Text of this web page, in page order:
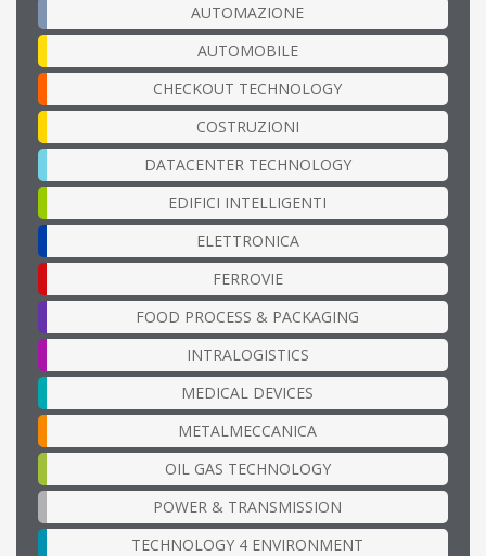
AUTOMAZIONE
AUTOMOBILE
CHECKOUT TECHNOLOGY
COSTRUZIONI
DATACENTER TECHNOLOGY
EDIFICI INTELLIGENTI
ELETTRONICA
FERROVIE
FOOD PROCESS & PACKAGING
INTRALOGISTICS
MEDICAL DEVICES
METALMECCANICA
OIL GAS TECHNOLOGY
POWER & TRANSMISSION
TECHNOLOGY 4 ENVIRONMENT